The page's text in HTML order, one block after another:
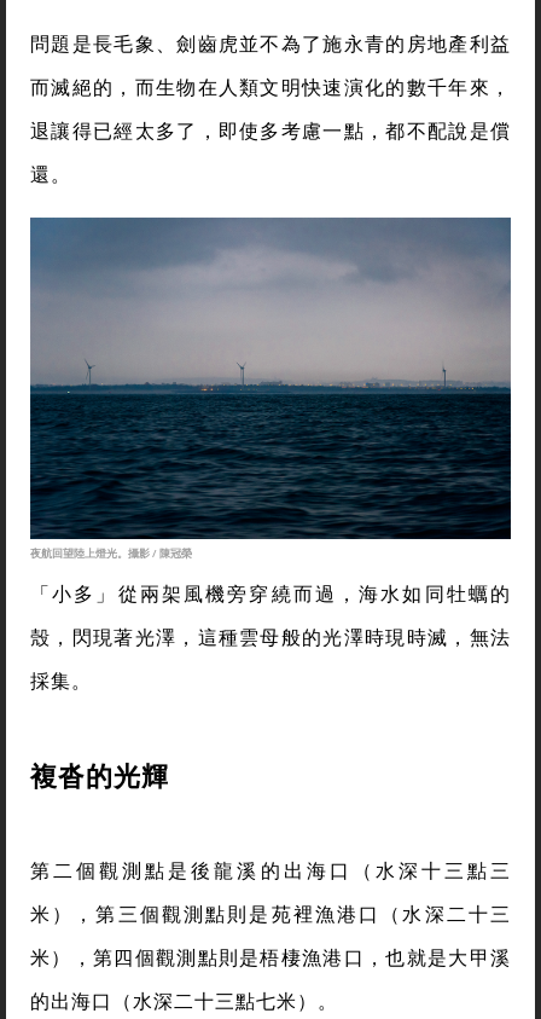
問題是長毛象、劍齒虎並不為了施永青的房地產利益
而滅絕的，而生物在人類文明快速演化的數千年來，
退讓得已經太多了，即使多考慮一點，都不配說是償
還。
夜航回望陸上燈光。攝影 / 陳冠榮
「小多」從兩架風機旁穿繞而過，海水如同牡蠣的
殼，閃現著光澤，這種雲母般的光澤時現時滅，無法
採集。
複沓的光輝
第二個觀測點是後龍溪的出海口（水深十三點三
米），第三個觀測點則是苑裡漁港口（水深二十三
米），第四個觀測點則是梧棲漁港口，也就是大甲溪
的出海口（水深二十三點七米）。